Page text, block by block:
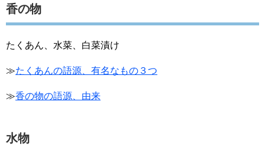
香の物
たくあん、水菜、白菜漬け
≫たくあんの語源、有名なもの３つ
≫香の物の語源、由来
水物